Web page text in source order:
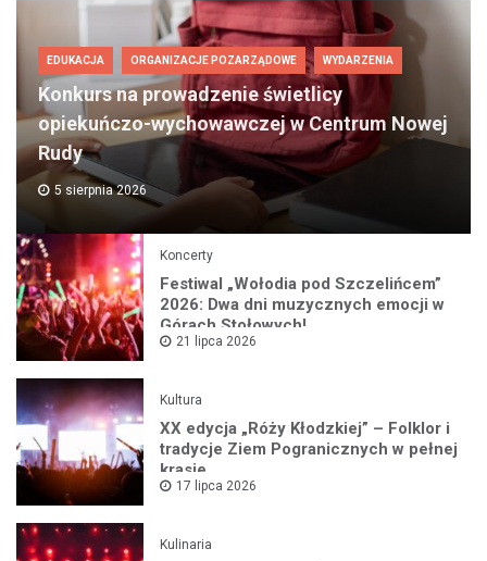
EDUKACJA ORGANIZACJE POZARZĄDOWE WYDARZENIA
Konkurs na prowadzenie świetlicy
opiekuńczo-wychowawczej w Centrum Nowej
Rudy
5 sierpnia 2026
Koncerty
Festiwal „Wołodia pod Szczelińcem”
2026: Dwa dni muzycznych emocji w
Górach Stołowych!
21 lipca 2026
Kultura
XX edycja „Róży Kłodzkiej” – Folklor i
tradycje Ziem Pogranicznych w pełnej
krasie
17 lipca 2026
Kulinaria